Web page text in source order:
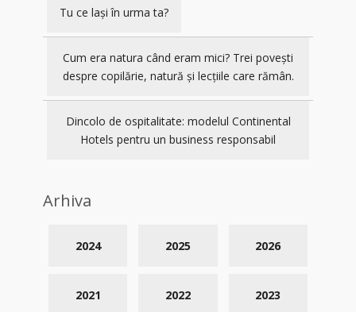
Tu ce lași în urma ta?
Cum era natura când eram mici? Trei povești
despre copilărie, natură și lecțiile care rămân.
Dincolo de ospitalitate: modelul Continental
Hotels pentru un business responsabil
Arhiva
2026
2025
2024
2023
2022
2021